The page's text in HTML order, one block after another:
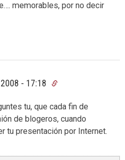
memorables, por no decir
- 17:18
tu, que cada fin de
de blogeros, cuando
tu presentación por Internet.